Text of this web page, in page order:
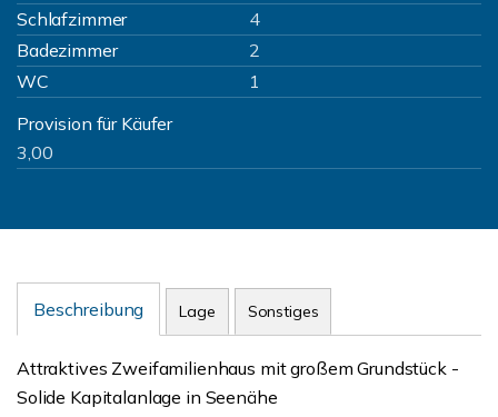
Schlafzimmer
4
Badezimmer
2
WC
1
Provision für Käufer
3,00
Beschreibung Lage Sonstiges
Attraktives Zweifamilienhaus mit großem Grundstück -
Solide Kapitalanlage in Seenähe